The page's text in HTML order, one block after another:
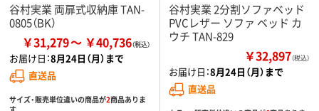
谷村実業 両扉式収納庫 TAN-
0805（BK）
￥31,279 ￥40,736
お届け日：8月24日（月）まで
直送品
サイズ・販売単位違いの商品が2商品ありま
谷村実業 2分割ソファベッド
PVCレザー ソファ ベッド カ
ウチ TAN-829
￥32,897（税込）
お届け日：8月24日（月）まで
直送品